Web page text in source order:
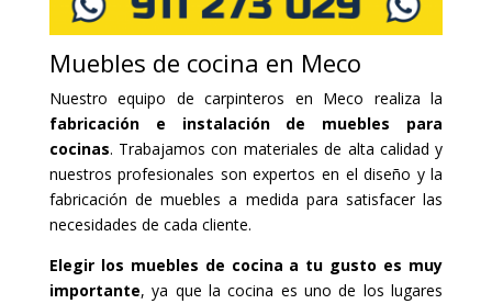
Muebles de cocina en Meco
Nuestro equipo de carpinteros en Meco realiza la
fabricación e instalación de muebles para
cocinas. Trabajamos con materiales de alta calidad y
nuestros profesionales son expertos en el diseño y la
fabricación de muebles a medida para satisfacer las
necesidades de cada cliente.
Elegir los muebles de cocina a tu gusto es muy
importante, ya que la cocina es uno de los lugares